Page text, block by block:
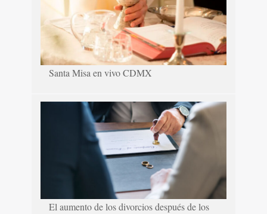
Santa Misa en vivo CDMX
El aumento de los divorcios después de los